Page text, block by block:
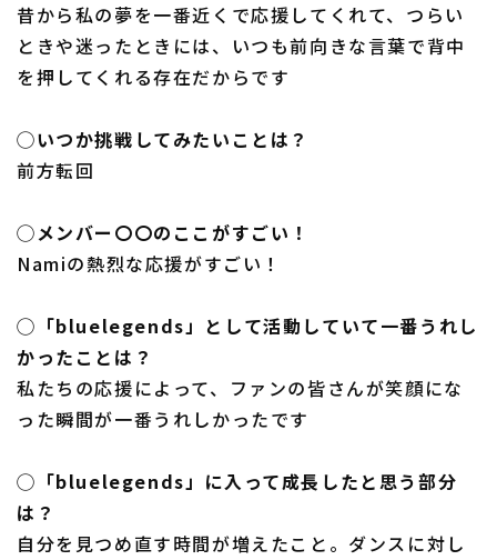
昔から私の夢を一番近くで応援してくれて、つらい
ときや迷ったときには、いつも前向きな言葉で背中
を押してくれる存在だからです
◯いつか挑戦してみたいことは？
前方転回
◯メンバー〇〇のここがすごい！
Namiの熱烈な応援がすごい！
◯「bluelegends」として活動していて一番うれし
かったことは？
私たちの応援によって、ファンの皆さんが笑顔にな
った瞬間が一番うれしかったです
◯「bluelegends」に入って成長したと思う部分
は？
自分を見つめ直す時間が増えたこと。ダンスに対し